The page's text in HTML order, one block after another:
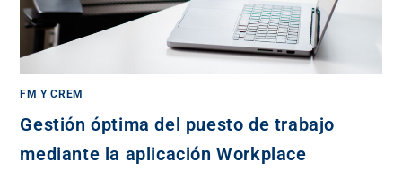
FM Y CREM
Gestión óptima del puesto de trabajo
mediante la aplicación Workplace